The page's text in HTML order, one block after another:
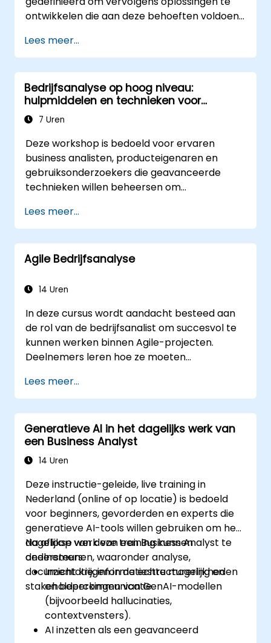
ontwikkelen die aan deze behoeften voldoen.
managen van organisatorische
veranderingen en het ontwerpen van nieuwe
zakelijke systemen.
Het doel van bedrijfsanalyse is ervoor te
zorgen dat technologische, procesmatige of
organisatorische oplossingen volledig
Daardoor draagt het actief bij aan het succes
van projecten en veranderingen binnen een
organisatie door ervoor te zorgen dat
geïmplementeerde oplossingen passend,
haalbaar en in lijn met de zakelijke eisen zijn.
Lees meer...
Bedrijfsanalyse op hoog niveau:
hulpmiddelen en technieken voor
maximaal effect
7 Uren
Deze workshop is bedoeld voor ervaren
business analisten, producteigenaren en
gebruiksonderzoekers die geavanceerde
technieken willen beheersen om
organisaties. Door middel van praktische
oefeningen en haalbare hulpmiddelen leren
deelnemers complexe data te analyseren,
processen te optimaliseren,
om te zetten in actie met behulp van OKR’s.
uitgebreid gereedschapspakket waarmee ze
hun impact vergroten en meetbare
resultaten realiseren.
Lees meer...
Agile Bedrijfsanalyse
14 Uren
In deze cursus wordt aandacht besteed aan
de rol van de bedrijfsanalist om succesvol te
kunnen werken binnen Agile-projecten.
Deelnemers leren hoe ze moeten
productowner, de Scrum Master en de klant,
teneinde het ontwikkelingsproces te
bevorderen. Ook maken zij kennis met een
fictief project waarbij veelvoorkomende
scenario’s worden beoefend.
Lees meer...
Generatieve AI in het dagelijks werk van
een Business Analyst
14 Uren
Deze instructie-geleide, live training in
Nederland (online of op locatie) is bedoeld
voor beginners, gevorderden en experts die
generatieve AI-tools willen gebruiken om het
dagelijkse werk van een Business Analyst te
ondersteunen, waaronder analyse,
documentatie, informatiestructurering en
stakeholdercommunicatie.
Na afloop van deze training kunnen
deelnemers:
Inzicht krijgen in de echte mogelijkheden
en beperkingen van GenAI-modellen
(bijvoorbeeld hallucinaties,
contextvensters).
AI inzetten als een geavanceerd